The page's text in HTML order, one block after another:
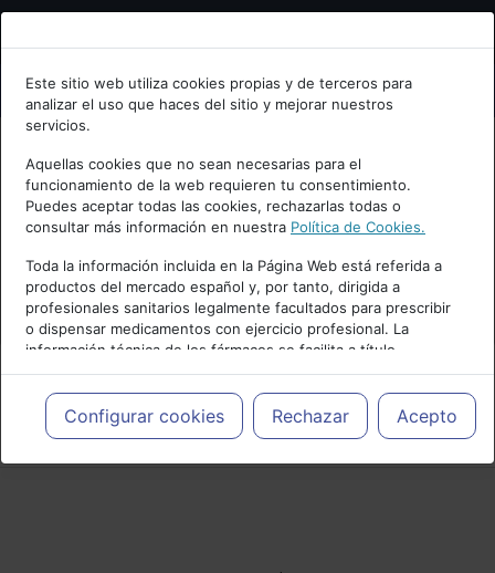
Bienvenid@ a psiquiatria.com
Escribe tu Email
Accede o regístrate con tu email.
Cancelar
Este sitio web utiliza cookies propias y de terceros para
analizar el uso que haces del sitio y mejorar nuestros
servicios.
Aquellas cookies que no sean necesarias para el
funcionamiento de la web requieren tu consentimiento.
Puedes aceptar todas las cookies, rechazarlas todas o
consultar más información en nuestra Política de Cookies.
Toda la información incluida en la Página Web está referida a
productos del mercado español y, por tanto, dirigida a
profesionales sanitarios legalmente facultados para prescribir
o dispensar medicamentos con ejercicio profesional. La
información técnica de los fármacos se facilita a título
meramente informativo, siendo responsabilidad de los
profesionales facultados prescribir medicamentos y decidir, en
cada caso concreto, el tratamiento más adecuado a las
necesidades del paciente.
Configurar cookies Rechazar Acepto
PUBLICIDAD